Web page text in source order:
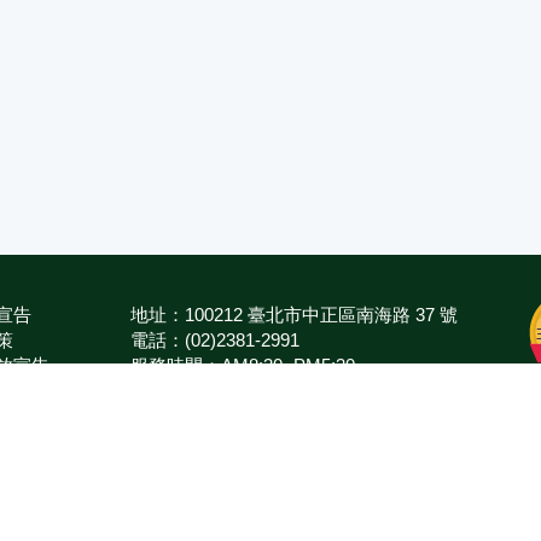
告
宣告
地址：100212 臺北市中正區南海路 37 號
電話：(02)2381-2991
服務時間：AM8:30~PM5:30